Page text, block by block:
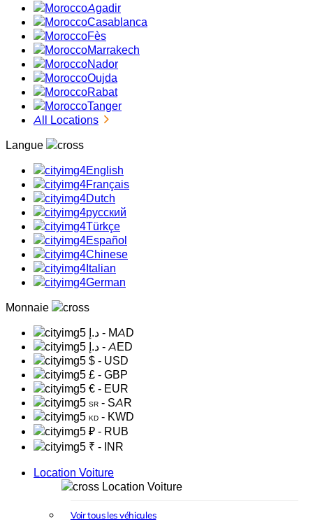
Agadir
Casablanca
Fès
Marrakech
Nador
Oujda
Rabat
Tanger
All Locations
Langue
English
Français
Dutch
русский
Türkçe
Español
Chinese
Italian
German
Monnaie
د.إ - MAD
د.إ - AED
$ - USD
£ - GBP
€ - EUR
SR - SAR
KD - KWD
₽ - RUB
₹ - INR
Location Voiture
Location Voiture
Voir tous les véhicules